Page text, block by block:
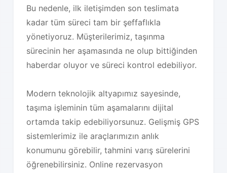
Bu nedenle, ilk iletişimden son teslimata
kadar tüm süreci tam bir şeffaflıkla
yönetiyoruz. Müşterilerimiz, taşınma
sürecinin her aşamasında ne olup bittiğinden
haberdar oluyor ve süreci kontrol edebiliyor.
Modern teknolojik altyapımız sayesinde,
taşıma işleminin tüm aşamalarını dijital
ortamda takip edebiliyorsunuz. Gelişmiş GPS
sistemlerimiz ile araçlarımızın anlık
konumunu görebilir, tahmini varış sürelerini
öğrenebilirsiniz. Online rezervasyon